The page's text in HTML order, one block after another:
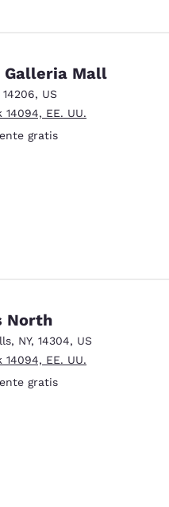
Galleria Mall
14206, US
14094, EE. UU.
gratis
1378 reseñas
North
, NY, 14304, US
14094, EE. UU.
gratis
reseñas